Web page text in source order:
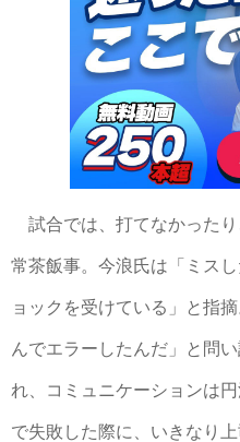
試合では、打てなかったり
常茶飯事。今浪氏は「ミス
ョックを受けている」と指
んでエラーしたんだ」と問
れ、コミュニケーションは
で失敗した際に、いきなり